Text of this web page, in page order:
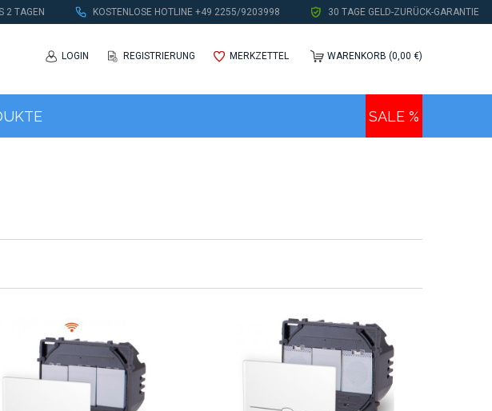
2 TAGEN KOSTENLOSE HOTLINE +49 2255/9203998 30 TAGE GELD-ZURÜCK-GARANTIE
LOGIN REGISTRIERUNG MERKZETTEL WARENKORB (0,00 €)
SALE %